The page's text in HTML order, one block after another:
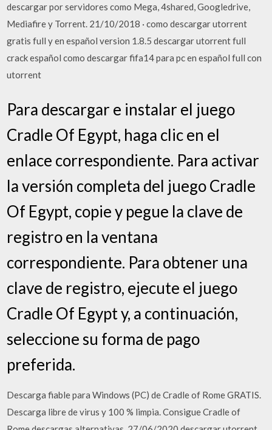
descargar por servidores como Mega, 4shared, Googledrive,
Mediafire y Torrent. 21/10/2018 · como descargar utorrent
gratis full y en español version 1.8.5 descargar utorrent full
crack español como descargar fifa14 para pc en español full con
utorrent
Para descargar e instalar el juego
Cradle Of Egypt, haga clic en el
enlace correspondiente. Para activar
la versión completa del juego Cradle
Of Egypt, copie y pegue la clave de
registro en la ventana
correspondiente. Para obtener una
clave de registro, ejecute el juego
Cradle Of Egypt y, a continuación,
seleccione su forma de pago
preferida.
Descarga fiable para Windows (PC) de Cradle of Rome GRATIS.
Descarga libre de virus y 100 % limpia. Consigue Cradle of